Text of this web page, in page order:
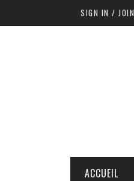
SIGN IN / JOIN
ACCUEIL